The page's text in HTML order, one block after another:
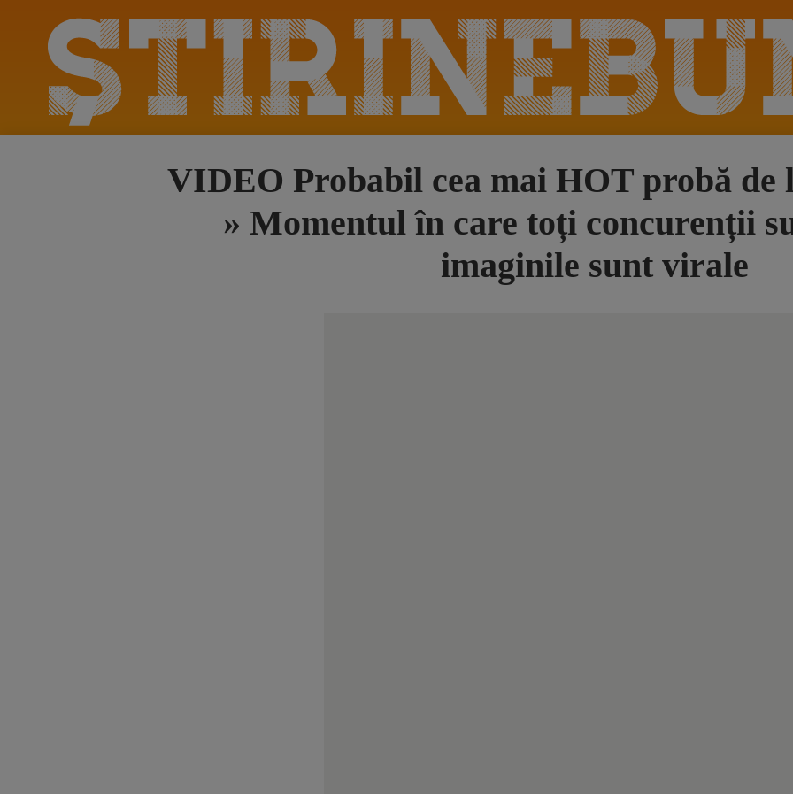
VIDEO Probabil cea mai HOT probă
» Momentul în care toți concurenții
imaginile sunt virale